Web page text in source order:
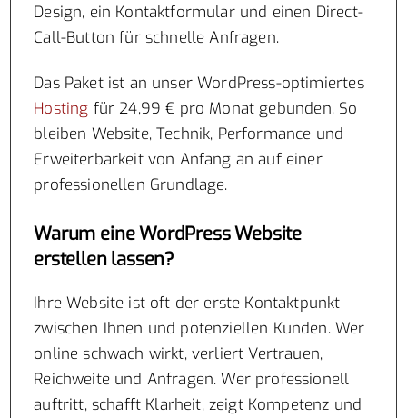
Design, ein Kontaktformular und einen Direct-
Call-Button für schnelle Anfragen.
Das Paket ist an unser WordPress-optimiertes
Hosting für 24,99 € pro Monat gebunden. So
bleiben Website, Technik, Performance und
Erweiterbarkeit von Anfang an auf einer
professionellen Grundlage.
Warum eine WordPress Website
erstellen lassen?
Ihre Website ist oft der erste Kontaktpunkt
zwischen Ihnen und potenziellen Kunden. Wer
online schwach wirkt, verliert Vertrauen,
Reichweite und Anfragen. Wer professionell
auftritt, schafft Klarheit, zeigt Kompetenz und